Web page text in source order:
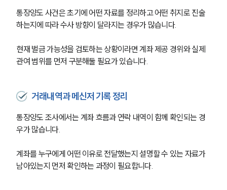
통장양도 사건은 초기에 어떤 자료를 정리하고 어떤 취지로 진술
하는지에 따라 수사 방향이 달라지는 경우가 많습니다.
현재 벌금 가능성을 검토하는 상황이라면 계좌 제공 경위와 실제
관여 범위를 먼저 구분해둘 필요가 있습니다.
거래내역과 메신저 기록 정리
통장양도 조사에서는 계좌 흐름과 연락 내역이 함께 확인되는 경
우가 많습니다.
계좌를 누구에게 어떤 이유로 전달했는지 설명할 수 있는 자료가
남아있는지 먼저 확인하는 과정이 필요합니다.